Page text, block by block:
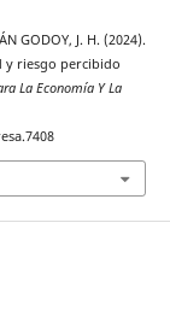
GODOY, J. H. (2024).
y riesgo percibido
La Economía Y La